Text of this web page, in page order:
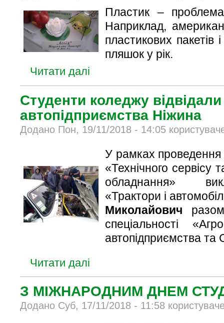
Пластик –
Наприклад,
пластикових пакетів
пляшок у рік.
Читати далі
Студенти коледжу відвідали
автопідприємства Ніжина
Додано Пон, 19/11/2018 - 14:05
У рамках проведення
«Технічного сервісу
обладнання»
«Трактори і
Миколайович
спеціальності
автопідприємства
Читати далі
З МІЖНАРОДНИМ ДНЕМ
Додано Суб, 17/11/2018 - 11:58